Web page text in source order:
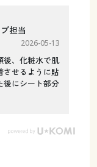
担当
2026-05-13
後、化粧水で肌
させるように貼
後にシート部分